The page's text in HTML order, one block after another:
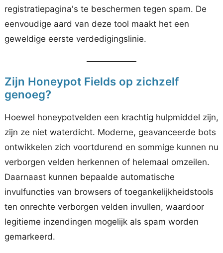
registratiepagina's te beschermen tegen spam. De
eenvoudige aard van deze tool maakt het een
geweldige eerste verdedigingslinie.
Zijn Honeypot Fields op zichzelf
genoeg?
Hoewel honeypotvelden een krachtig hulpmiddel zijn,
zijn ze niet waterdicht. Moderne, geavanceerde bots
ontwikkelen zich voortdurend en sommige kunnen nu
verborgen velden herkennen of helemaal omzeilen.
Daarnaast kunnen bepaalde automatische
invulfuncties van browsers of toegankelijkheidstools
ten onrechte verborgen velden invullen, waardoor
legitieme inzendingen mogelijk als spam worden
gemarkeerd.